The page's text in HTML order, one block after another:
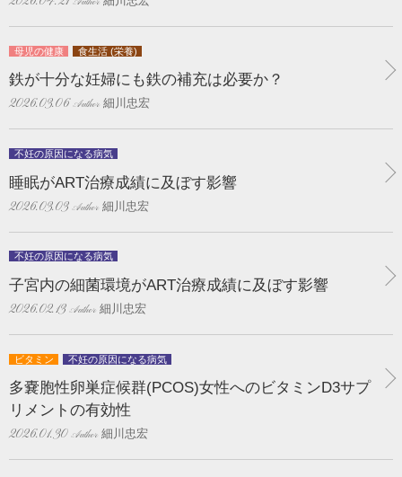
母児の健康 食生活 (栄養)
鉄が十分な妊婦にも鉄の補充は必要か？
2026.03.06 細川忠宏
不妊の原因になる病気
睡眠がART治療成績に及ぼす影響
2026.03.03 細川忠宏
不妊の原因になる病気
子宮内の細菌環境がART治療成績に及ぼす影響
2026.02.13 細川忠宏
ビタミン 不妊の原因になる病気
多嚢胞性卵巣症候群(PCOS)女性へのビタミンD3サプ
リメントの有効性
2026.01.30 細川忠宏